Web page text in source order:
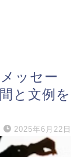
ッセー
と文例を
2025年6月22日